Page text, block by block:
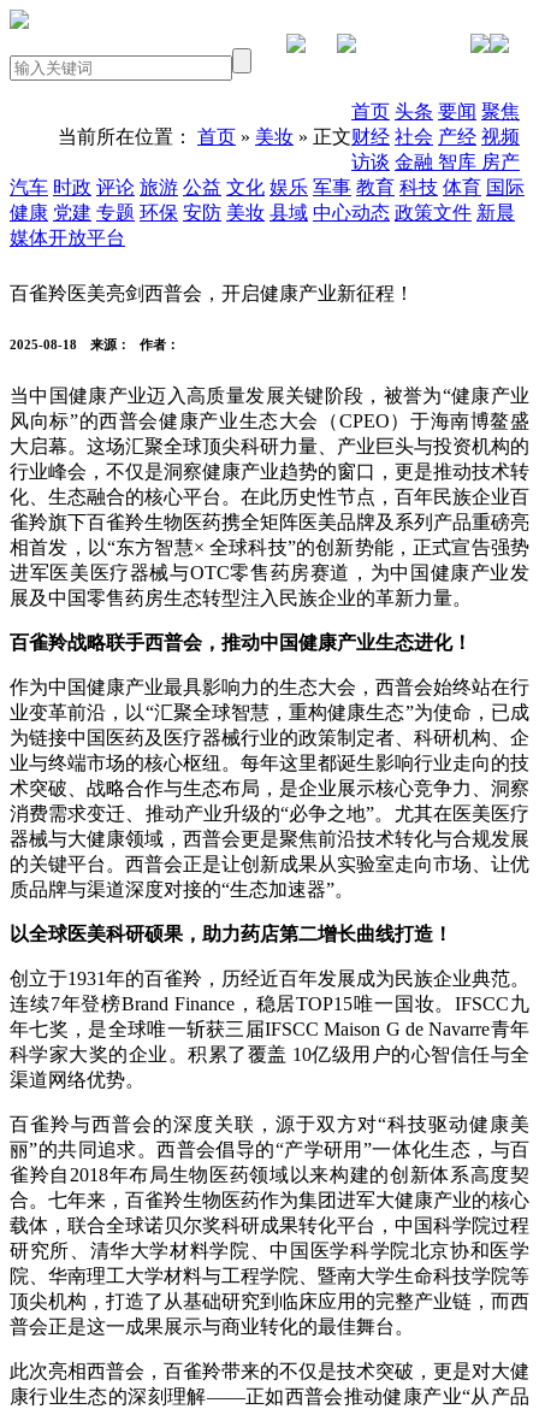
当前所在位置： 首页 » 美妆 » 正文
首页 头条 要闻 聚焦
财经 社会 产经 视频
访谈 金融 智库 房产
汽车 时政 评论 旅游 公益 文化 娱乐 军事 教育 科技 体育 国际
健康 党建 专题 环保 安防 美妆 县域 中心动态 政策文件 新晨
媒体开放平台
百雀羚医美亮剑西普会，开启健康产业新征程！
2025-08-18 来源： 作者：
当中国健康产业迈入高质量发展关键阶段，被誉为“健康产业
风向标”的西普会健康产业生态大会（CPEO）于海南博鳌盛
大启幕。这场汇聚全球顶尖科研力量、产业巨头与投资机构的
行业峰会，不仅是洞察健康产业趋势的窗口，更是推动技术转
化、生态融合的核心平台。在此历史性节点，百年民族企业百
雀羚旗下百雀羚生物医药携全矩阵医美品牌及系列产品重磅亮
相首发，以“东方智慧× 全球科技”的创新势能，正式宣告强势
进军医美医疗器械与OTC零售药房赛道，为中国健康产业发
展及中国零售药房生态转型注入民族企业的革新力量。
百雀羚战略联手西普会，推动中国健康产业生态进化！
作为中国健康产业最具影响力的生态大会，西普会始终站在行
业变革前沿，以“汇聚全球智慧，重构健康生态”为使命，已成
为链接中国医药及医疗器械行业的政策制定者、科研机构、企
业与终端市场的核心枢纽。每年这里都诞生影响行业走向的技
术突破、战略合作与生态布局，是企业展示核心竞争力、洞察
消费需求变迁、推动产业升级的“必争之地”。尤其在医美医疗
器械与大健康领域，西普会更是聚焦前沿技术转化与合规发展
的关键平台。西普会正是让创新成果从实验室走向市场、让优
质品牌与渠道深度对接的“生态加速器”。
以全球医美科研硕果，助力药店第二增长曲线打造！
创立于1931年的百雀羚，历经近百年发展成为民族企业典范。
连续7年登榜Brand Finance，稳居TOP15唯一国妆。IFSCC九
年七奖，是全球唯一斩获三届IFSCC Maison G de Navarre青年
科学家大奖的企业。积累了覆盖 10亿级用户的心智信任与全
渠道网络优势。
百雀羚与西普会的深度关联，源于双方对“科技驱动健康美
丽”的共同追求。西普会倡导的“产学研用”一体化生态，与百
雀羚自2018年布局生物医药领域以来构建的创新体系高度契
合。七年来，百雀羚生物医药作为集团进军大健康产业的核心
载体，联合全球诺贝尔奖科研成果转化平台，中国科学院过程
研究所、清华大学材料学院、中国医学科学院北京协和医学
院、华南理工大学材料与工程学院、暨南大学生命科技学院等
顶尖机构，打造了从基础研究到临床应用的完整产业链，而西
普会正是这一成果展示与商业转化的最佳舞台。
此次亮相西普会，百雀羚带来的不仅是技术突破，更是对大健
康行业生态的深刻理解——正如西普会推动健康产业“从产品